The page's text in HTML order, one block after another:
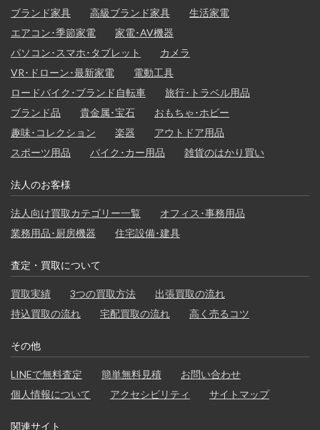
ブランド家具
高級ブランド家具
生活家電
エアコン･季節家電
家電･AV機器
パソコン･スマホ･タブレット
カメラ
VR･ドローン･最新家電
電動工具
ロードバイク･ブランド自転車
旅行･トラベル用品
ブランド品
貴金属･宝石
おもちゃ･ホビー
趣味･コレクション
楽器
アウトドア用品
スポーツ用品
バイク･カー用品 雑貨のはかり買い
法人のお客様
法人向け買取カテゴリー一覧
オフィス･事務用品
業務用品･厨房機器
住宅設備･建具
査定・買取について
買取実績 3つの買取方法
出張買取の流れ
持込買取の流れ
宅配買取の流れ 高く売るコツ
その他
LINEで無料査定 簡単無料見積
お問い合わせ
個人情報について
アクセシビリティ サイトマップ
関連サイト